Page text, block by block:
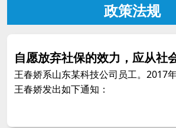
政策法规
自愿放弃社保的效力，应从社
王春娇系山东某科技公司员工。2017
王春娇发出如下通知：